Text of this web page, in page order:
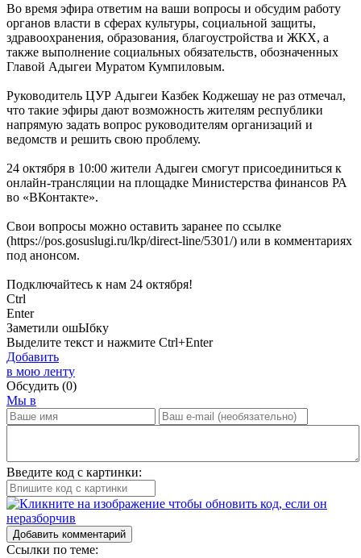
Во время эфира ответим на ваши вопросы и обсудим работу
органов власти в сферах культуры, социальной защиты,
здравоохранения, образования, благоустройства и ЖКХ, а
также выполнение социальных обязательств, обозначенных
Главой Адыгеи Муратом Кумпиловым.
Руководитель ЦУР Адыгеи Казбек Коджешау не раз отмечал,
что такие эфиры дают возможность жителям республики
напрямую задать вопрос руководителям организаций и
ведомств и решить свою проблему.
24 октября в 10:00 жители Адыгеи смогут присоединиться к
онлайн-трансляции на площадке Министерства финансов РА
во «ВКонтакте».
Свои вопросы можно оставить заранее по ссылке
(https://pos.gosuslugi.ru/lkp/direct-line/5301/) или в комментариях
под анонсом.
Подключайтесь к нам 24 октября!
Ctrl
Enter
Заметили ошЫбку
Выделите текст и нажмите Ctrl+Enter
Добавить
в мою ленту
Обсудить (0)
Мы в
Введите код с картинки:
Добавить комментарий
Ссылки по теме: